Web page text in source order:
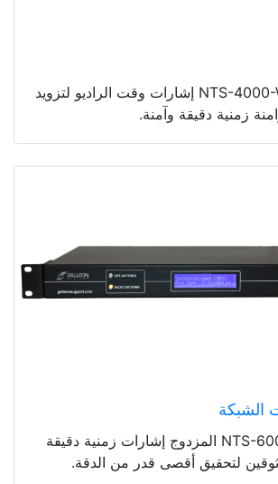
يستخدم NTS-4000-WWVB إشارات وقت الراديو لتزويد
زمنية دقيقة وآمنة.
الشبكة
يستقبل جهاز NTS-6002 المزدوج إشارات زمنية دقيقة
لتحقيق أقصى قدر من الدقة.